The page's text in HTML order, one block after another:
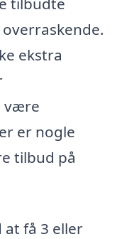
ekstra
være
er nogle
tilbud på
at få 3 eller